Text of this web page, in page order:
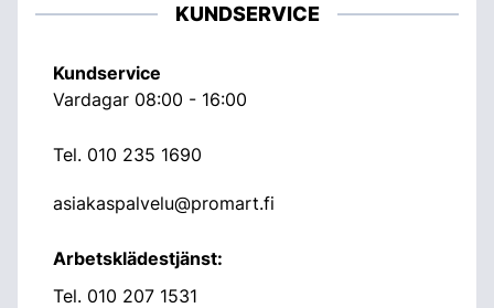
KUNDSERVICE
Kundservice
Vardagar 08:00 - 16:00
Tel. 010 235 1690
asiakaspalvelu@promart.fi
Arbetsklädestjänst:
Tel. 010 207 1531